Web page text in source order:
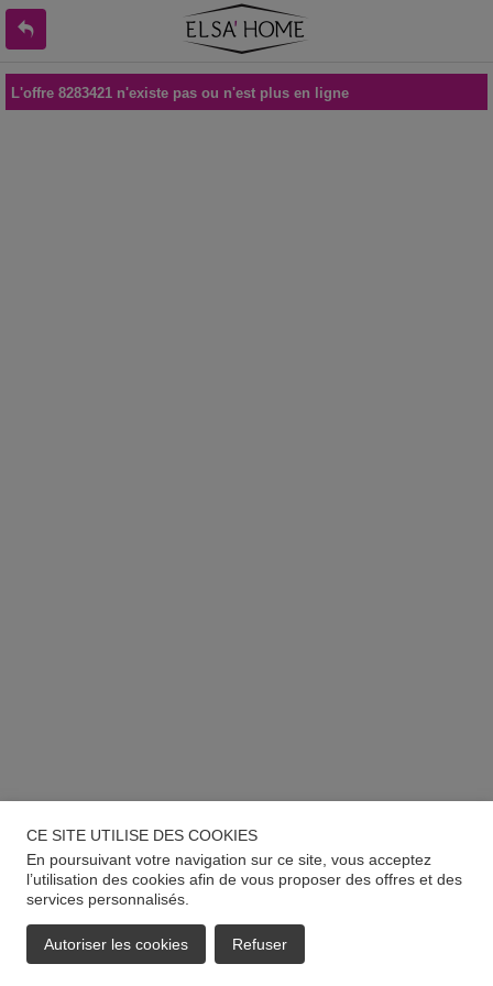
L'offre 8283421 n'existe pas ou n'est plus en ligne
CE SITE UTILISE DES COOKIES
En poursuivant votre navigation sur ce site, vous acceptez
l’utilisation des cookies afin de vous proposer des offres et des
services personnalisés.
Autoriser les cookies Refuser